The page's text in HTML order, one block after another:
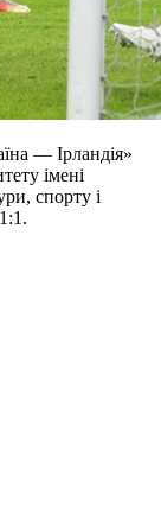
— Ірландія»
імені
спорту і